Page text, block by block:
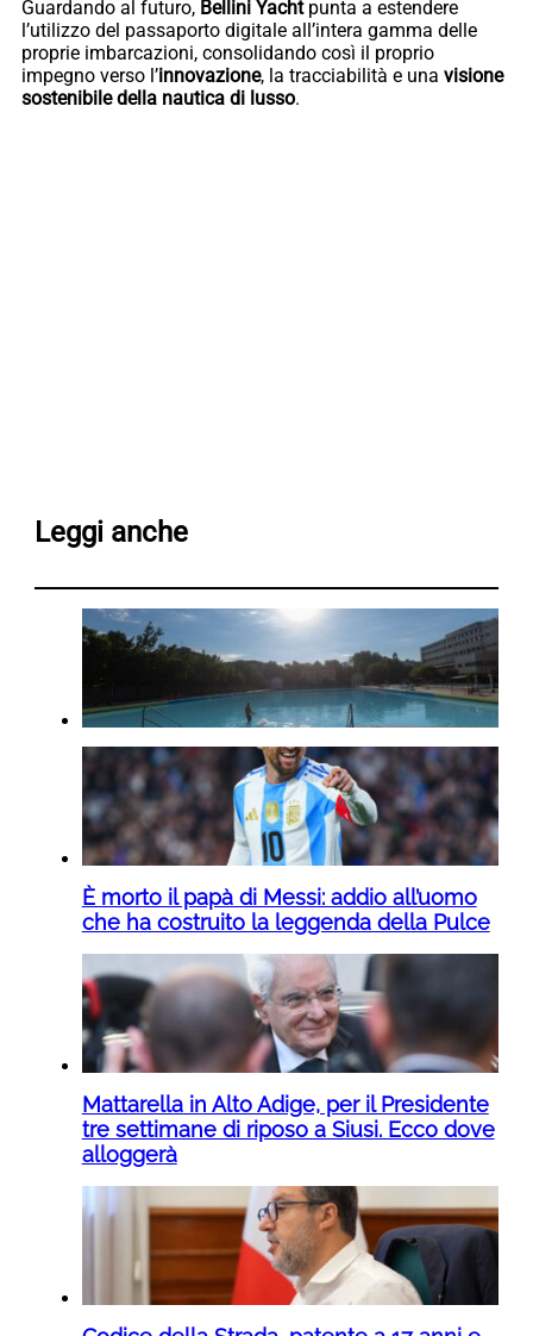
Guardando al futuro, Bellini Yachtpunta a estendere
l’utilizzo del passaporto digitale all’intera gamma delle
proprie imbarcazioni, consolidando così il proprio
impegno verso l’innovazione, la tracciabilità e una visione
sostenibile della nautica di lusso.
Leggi anche
È morto il papà di Messi: addio all’uomo
che ha costruito la leggenda della Pulce
Mattarella in Alto Adige, per il Presidente
tre settimane di riposo a Siusi. Ecco dove
alloggerà